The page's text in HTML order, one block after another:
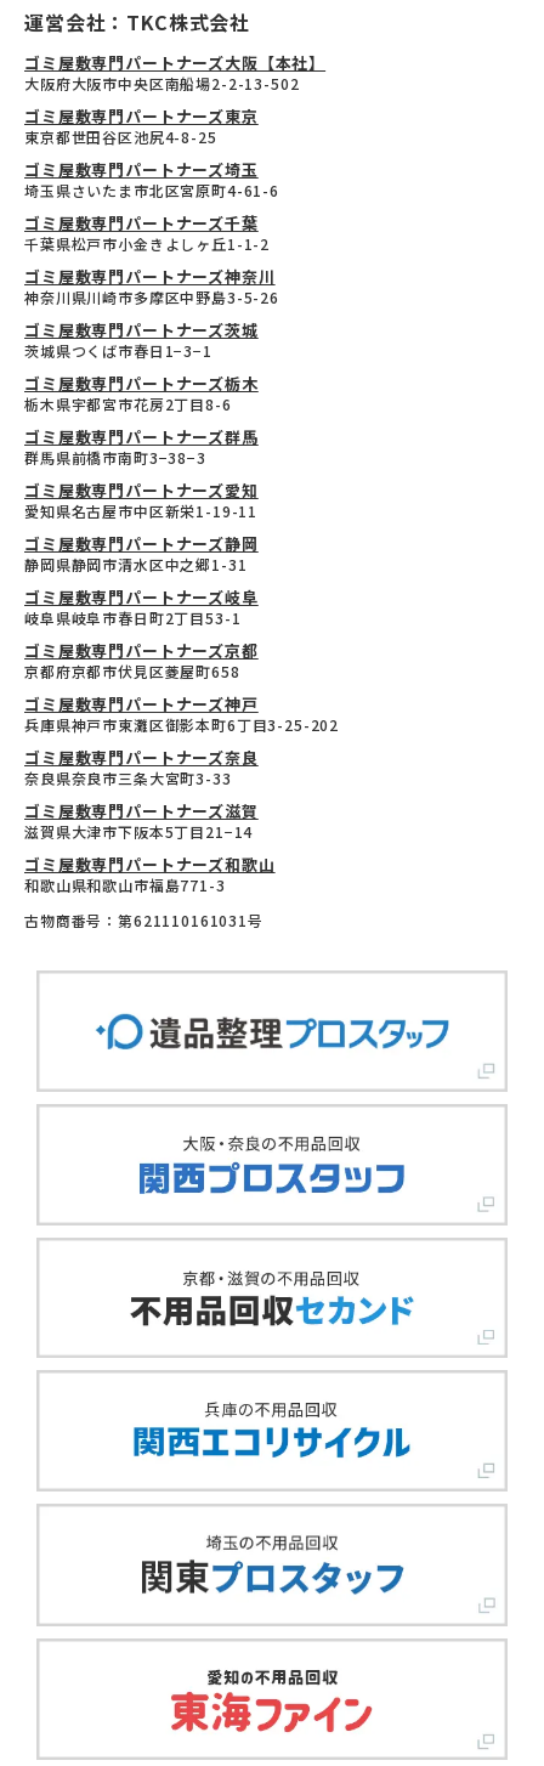
運営会社：TKC株式会社
ゴミ屋敷専門パートナーズ大阪【本社】
大阪府大阪市中央区南船場2-2-13-502
ゴミ屋敷専門パートナーズ東京
東京都世田谷区池尻4-8-25
ゴミ屋敷専門パートナーズ埼玉
埼玉県さいたま市北区宮原町4-61-6
ゴミ屋敷専門パートナーズ千葉
千葉県松戸市小金きよしヶ丘1-1-2
ゴミ屋敷専門パートナーズ神奈川
神奈川県川崎市多摩区中野島3-5-26
ゴミ屋敷専門パートナーズ茨城
茨城県つくば市春日1−3−1
ゴミ屋敷専門パートナーズ栃木
栃木県宇都宮市花房2丁目8-6
ゴミ屋敷専門パートナーズ群馬
群馬県前橋市南町3−38−3
ゴミ屋敷専門パートナーズ愛知
愛知県名古屋市中区新栄1-19-11
ゴミ屋敷専門パートナーズ静岡
静岡県静岡市清水区中之郷1-31
ゴミ屋敷専門パートナーズ岐阜
岐阜県岐阜市春日町2丁目53-1
ゴミ屋敷専門パートナーズ京都
京都府京都市伏見区菱屋町658
ゴミ屋敷専門パートナーズ神戸
兵庫県神戸市東灘区御影本町6丁目3-25-202
ゴミ屋敷専門パートナーズ奈良
奈良県奈良市三条大宮町3-33
ゴミ屋敷専門パートナーズ滋賀
滋賀県大津市下阪本5丁目21−14
ゴミ屋敷専門パートナーズ和歌山
和歌山県和歌山市福島771-3
古物商番号：第621110161031号